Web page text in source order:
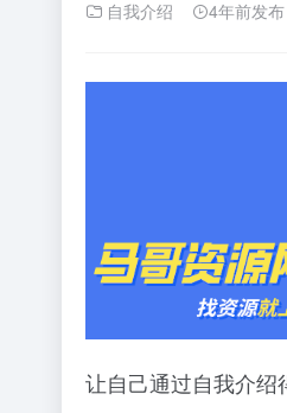
自我介绍 4年前发布
让自己通过自我介